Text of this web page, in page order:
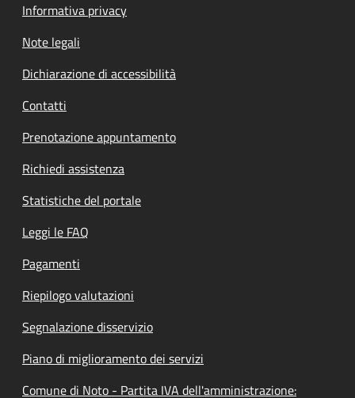
Informativa privacy
Note legali
Dichiarazione di accessibilità
Contatti
Prenotazione appuntamento
Richiedi assistenza
Statistiche del portale
Leggi le FAQ
Pagamenti
Riepilogo valutazioni
Segnalazione disservizio
Piano di miglioramento dei servizi
Comune di Noto - Partita IVA dell'amministrazione: